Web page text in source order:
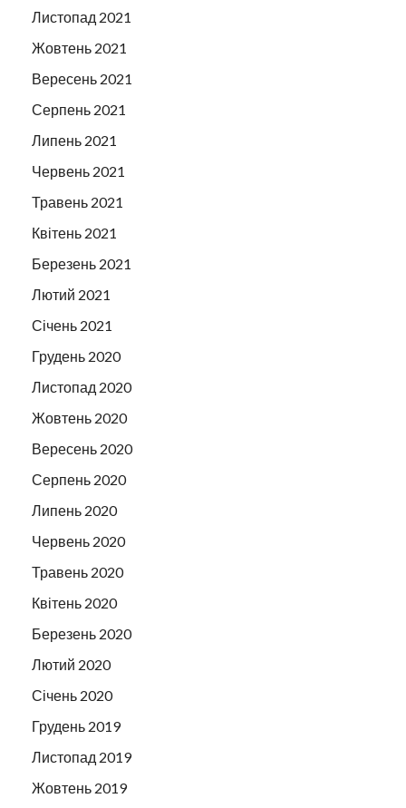
Листопад 2021
Жовтень 2021
Вересень 2021
Серпень 2021
Липень 2021
Червень 2021
Травень 2021
Квітень 2021
Березень 2021
Лютий 2021
Січень 2021
Грудень 2020
Листопад 2020
Жовтень 2020
Вересень 2020
Серпень 2020
Липень 2020
Червень 2020
Травень 2020
Квітень 2020
Березень 2020
Лютий 2020
Січень 2020
Грудень 2019
Листопад 2019
Жовтень 2019